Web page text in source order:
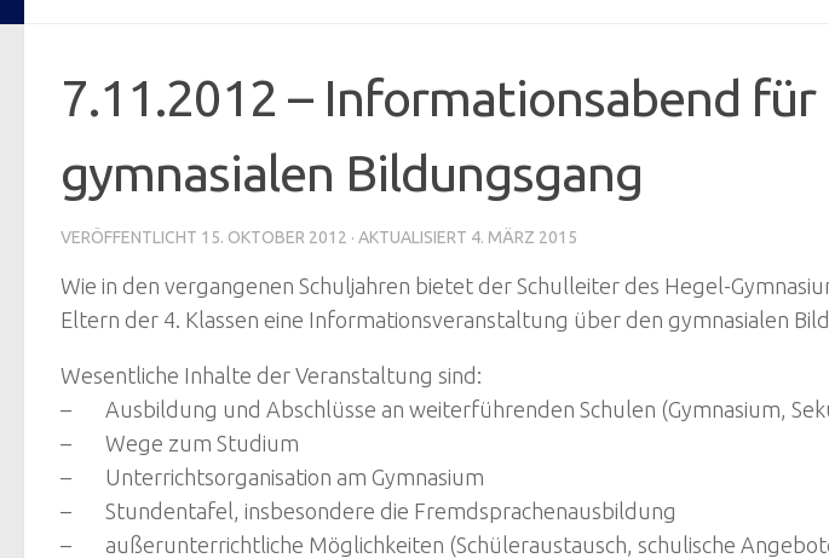
7.11.2012 – Informationsabend
gymnasialen Bildungsgang
VERÖFFENTLICHT 15. OKTOBER 2012 · AKTUALISIERT 4. MÄRZ 2015
Wie in den vergangenen Schuljahren bietet der Schulleiter des Hegel-
Eltern der 4. Klassen eine Informationsveranstaltung über den gymnasialen
Wesentliche Inhalte der Veranstaltung sind:
– Ausbildung und Abschlüsse an weiterführenden Schulen (Gymnasium,
– Wege zum Studium
– Unterrichtsorganisation am Gymnasium
– Stundentafel, insbesondere die Fremdsprachenausbildung
– außerunterrichtliche Möglichkeiten (Schüleraustausch, schulische